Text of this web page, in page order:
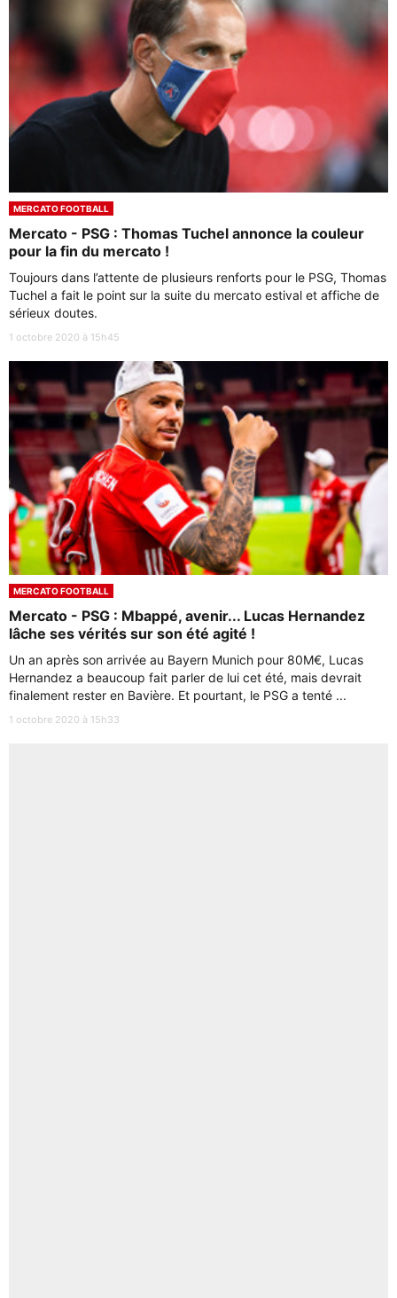
MERCATO FOOTBALL
Mercato - PSG : Thomas Tuchel annonce la couleur
pour la fin du mercato !
Toujours dans l’attente de plusieurs renforts pour le PSG, Thomas
Tuchel a fait le point sur la suite du mercato estival et affiche de
sérieux doutes.
1 octobre 2020 à 15h45
MERCATO FOOTBALL
Mercato - PSG : Mbappé, avenir... Lucas Hernandez
lâche ses vérités sur son été agité !
Un an après son arrivée au Bayern Munich pour 80M€, Lucas
Hernandez a beaucoup fait parler de lui cet été, mais devrait
finalement rester en Bavière. Et pourtant, le PSG a tenté ...
1 octobre 2020 à 15h33